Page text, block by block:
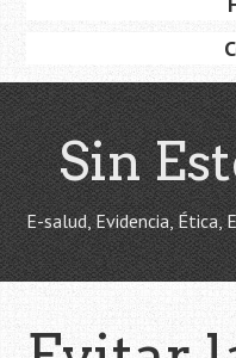
Sin
E-salud, Evidencia, Ética,